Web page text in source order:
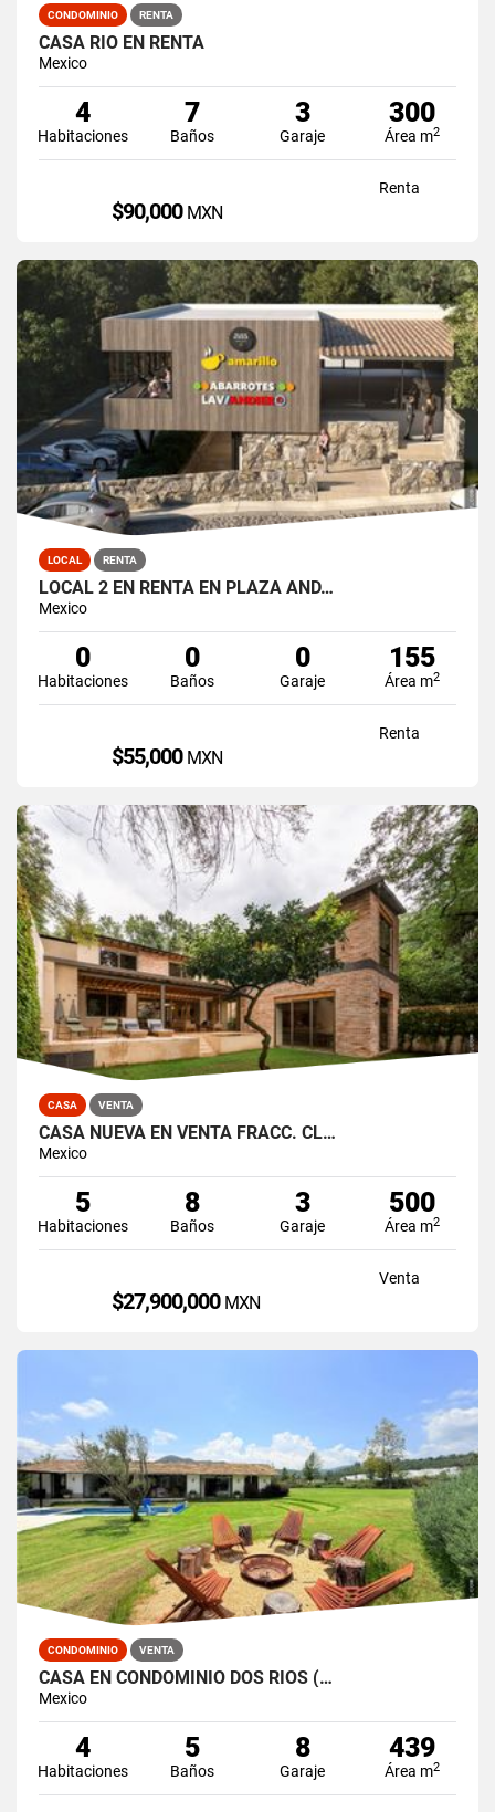
CONDOMINIO RENTA
CASA RIO EN RENTA
Mexico
4
Habitaciones
7
Baños
3
Garaje
300
Área m2
Renta
$90,000 MXN
LOCAL RENTA
LOCAL 2 EN RENTA EN PLAZA AND…
Mexico
0
Habitaciones
0
Baños
0
Garaje
155
Área m2
Renta
$55,000 MXN
CASA VENTA
CASA NUEVA EN VENTA FRACC. CL…
Mexico
5
Habitaciones
8
Baños
3
Garaje
500
Área m2
Venta
$27,900,000 MXN
CONDOMINIO VENTA
CASA EN CONDOMINIO DOS RIOS (…
Mexico
4
Habitaciones
5
Baños
8
Garaje
439
Área m2